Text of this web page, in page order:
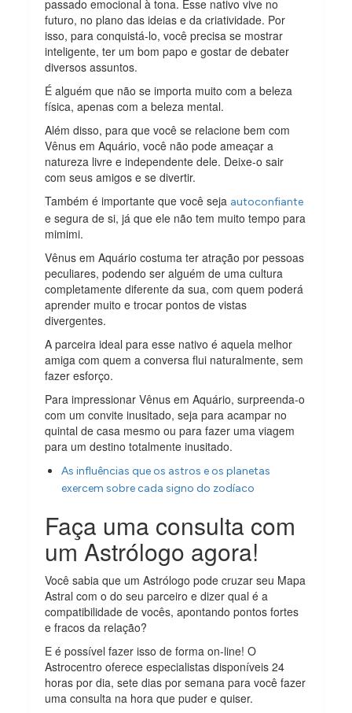
passado emocional à tona. Esse nativo vive no
futuro, no plano das ideias e da criatividade. Por
isso, para conquistá-lo, você precisa se mostrar
inteligente, ter um bom papo e gostar de debater
diversos assuntos.
É alguém que não se importa muito com a beleza
física, apenas com a beleza mental.
Além disso, para que você se relacione bem com
Vênus em Aquário, você não pode ameaçar a
natureza livre e independente dele. Deixe-o sair
com seus amigos e se divertir.
Também é importante que você seja autoconfiante
e segura de si, já que ele não tem muito tempo para
mimimi.
Vênus em Aquário costuma ter atração por pessoas
peculiares, podendo ser alguém de uma cultura
completamente diferente da sua, com quem poderá
aprender muito e trocar pontos de vistas
divergentes.
A parceira ideal para esse nativo é aquela melhor
amiga com quem a conversa flui naturalmente, sem
fazer esforço.
Para impressionar Vênus em Aquário, surpreenda-o
com um convite inusitado, seja para acampar no
quintal de casa mesmo ou para fazer uma viagem
para um destino totalmente inusitado.
As influências que os astros e os planetas
exercem sobre cada signo do zodíaco
Faça uma consulta com
um Astrólogo agora!
Você sabia que um Astrólogo pode cruzar seu Mapa
Astral com o do seu parceiro e dizer qual é a
compatibilidade de vocês, apontando pontos fortes
e fracos da relação?
E é possível fazer isso de forma on-line! O
Astrocentro oferece especialistas disponíveis 24
horas por dia, sete dias por semana para você fazer
uma consulta na hora que puder e quiser.